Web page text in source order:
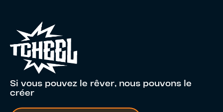
Si vous pouvez le rêver, nous pouvons le
créer